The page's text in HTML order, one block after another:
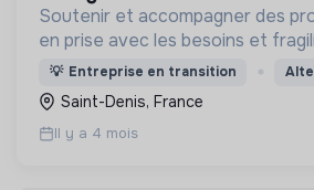
Soutenir et accompagner des
en prise avec les besoins et
💡 Entreprise en transition
Saint-Denis, France
Il y a 4 mois